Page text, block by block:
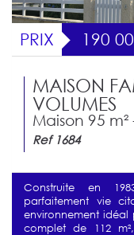
PRIX 190
MAISON
VOLUMES
Maison 95 m²
Ref 1684
Construite en
parfaitement vie
environnement idéal
complet de 112